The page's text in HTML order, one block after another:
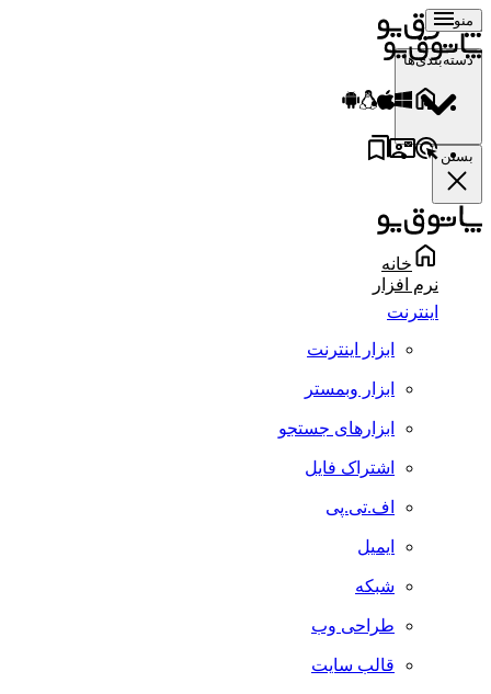
منو
دسته‌بندی‌ها
بستن
خانه
نرم افزار
اینترنت
ابزار اینترنت
ابزار وبمستر
ابزارهای جستجو
اشتراک فایل
اف.تی.پی
ایمیل
شبکه
طراحی وب
قالب سایت